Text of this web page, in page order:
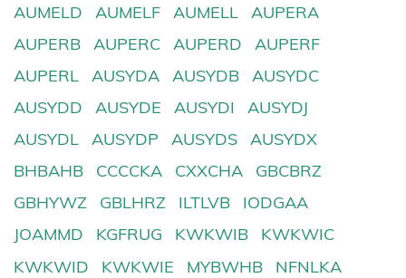
AUMELD
AUMELF AUMELL
AUPERA
AUPERB
AUPERC AUPERD
AUPERF
AUPERL
AUSYDA AUSYDB
AUSYDC
AUSYDD
AUSYDE AUSYDI
AUSYDJ
AUSYDL
AUSYDP AUSYDS
AUSYDX
BHBAHB
CCCCKA CXXCHA
GBCBRZ
GBHYWZ
GBLHRZ ILTLVB
IODGAA
JOAMMD
KGFRUG KWKWIB
KWKWIC
KWKWID
KWKWIE MYBWHB
NFNLKA